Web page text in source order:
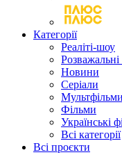
Категорії
Реаліті-шоу
Новини
Серіали
Мультфільми
Фільми
Українські
Всі категорії
Всі проєкти